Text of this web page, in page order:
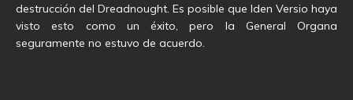
destrucción del Dreadnought. Es posible que Iden Versio haya
visto esto como un éxito, pero la General Organa
seguramente no estuvo de acuerdo.